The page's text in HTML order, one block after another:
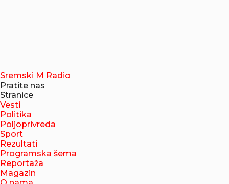
Sremski M Radio
Pratite nas
Stranice
Vesti
Politika
Poljoprivreda
Sport
Rezultati
Programska šema
Reportaža
Magazin